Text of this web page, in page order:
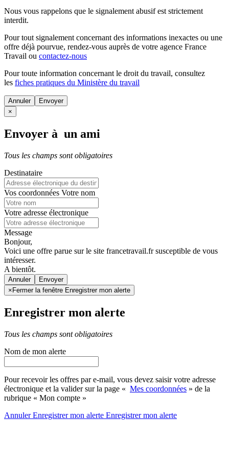
Nous vous rappelons que le signalement abusif est strictement
interdit.
Pour tout signalement concernant des informations inexactes ou une
offre déjà pourvue, rendez-vous auprès de votre agence France
Travail ou contactez-nous
Pour toute information concernant le droit du travail, consultez
les fiches pratiques du Ministère du travail
Annuler
×
Envoyer à un ami
Tous les champs sont obligatoires
Destinataire
Vos coordonnées Votre nom
Votre adresse électronique
Message
Bonjour,
Voici une offre parue sur le site francetravail.fr susceptible de vous
intéresser.
A bientôt.
Annuler
× Fermer la fenêtre Enregistrer mon alerte
Enregistrer mon alerte
Tous les champs sont obligatoires
Nom de mon alerte
Pour recevoir les offres par e-mail, vous devez saisir votre adresse
électronique et la valider sur la page « Mes coordonnées » de la
rubrique « Mon compte »
AnnulerEnregistrer mon alerte Enregistrermon alerte